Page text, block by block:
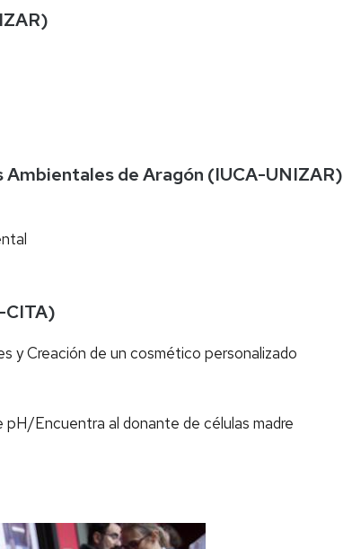
de Aragón (IUCA-UNIZAR)
CITA)
y Creación de un cosmético personalizado
Encuentra al donante de células madre